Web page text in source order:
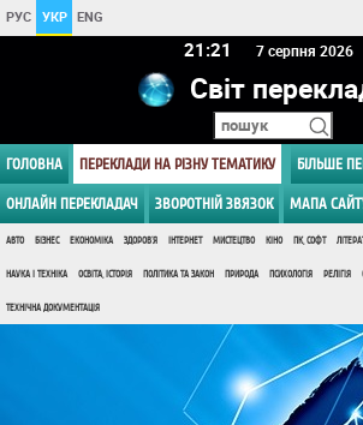
РУС УКР ENG
21:21 7 серпня 2026
Світ
ГОЛОВНА ПЕРЕКЛАДИ НА РІЗНУ ТЕМАТИКУ БІЛЬШЕ
ОНЛАЙН ПЕРЕКЛАДАЧ ЗВОРОТНІЙ ЗВЯЗОК МАПА
АВТО БІЗНЕС ЕКОНОМІКА ЗДОРОВ'Я ІНТЕРНЕТ МИСТЕЦТВО КІНО ПК, СОФТ
НАУКА І ТЕХНІКА ОСВІТА, ІСТОРІЯ ПОЛІТИКА ТА ЗАКОН ПРИРОДА ПСИХОЛОГІЯ РЕЛІГІЯ
ТЕХНІЧНА ДОКУМЕНТАЦІЯ